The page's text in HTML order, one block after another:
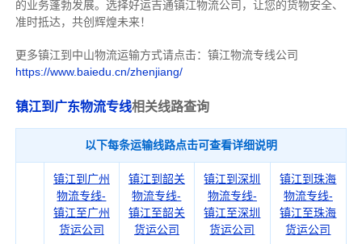
的业务蓬勃发展。选择好运吉通镇江物流公司，让您的货物安全、
准时抵达，共创辉煌未来！
更多镇江到中山物流运输方式请点击：镇江物流专线公司
https://www.baiedu.cn/zhenjiang/
镇江到广东物流专线相关线路查询
以下每条运输线路点击可查看详细说明
镇江到广州
物流专线-
镇江至广州
货运公司
镇江到韶关
物流专线-
镇江至韶关
货运公司
镇江到深圳
物流专线-
镇江至深圳
货运公司
镇江到珠海
物流专线-
镇江至珠海
货运公司